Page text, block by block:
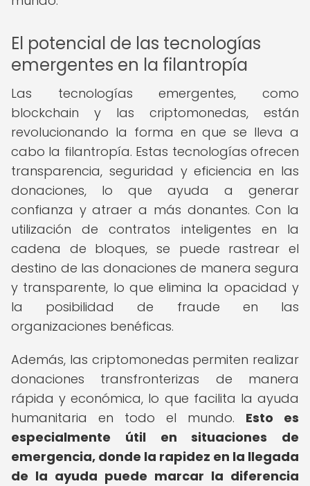
El potencial de las tecnologías
emergentes en la filantropía
Las tecnologías emergentes, como
blockchain y las criptomonedas, están
revolucionando la forma en que se lleva a
cabo la filantropía. Estas tecnologías ofrecen
transparencia, seguridad y eficiencia en las
donaciones, lo que ayuda a generar
confianza y atraer a más donantes. Con la
utilización de contratos inteligentes en la
cadena de bloques, se puede rastrear el
destino de las donaciones de manera segura
y transparente, lo que elimina la opacidad y
la posibilidad de fraude en las
organizaciones benéficas.
Además, las criptomonedas permiten realizar
donaciones transfronterizas de manera
rápida y económica, lo que facilita la ayuda
humanitaria en todo el mundo. Esto es
especialmente útil en situaciones de
emergencia, donde la rapidez en la llegada
de la ayuda puede marcar la diferencia